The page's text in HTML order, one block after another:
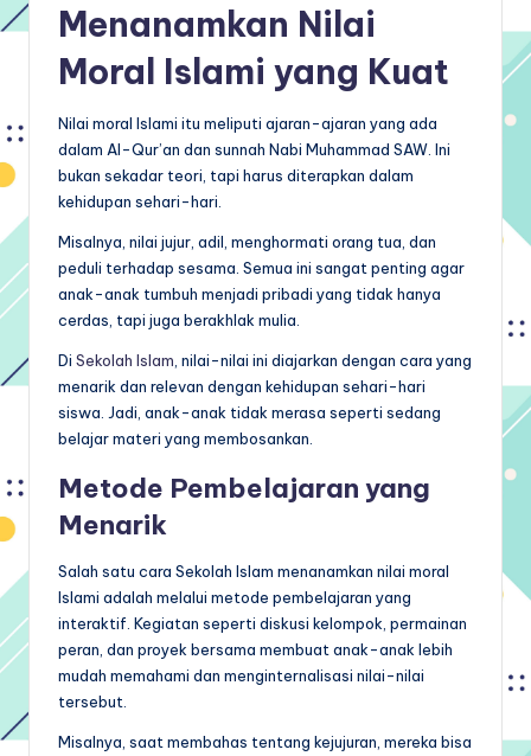
Menanamkan Nilai
Moral Islami yang Kuat
Nilai moral Islami itu meliputi ajaran-ajaran yang ada
dalam Al-Qur’an dan sunnah Nabi Muhammad SAW. Ini
bukan sekadar teori, tapi harus diterapkan dalam
kehidupan sehari-hari.
Misalnya, nilai jujur, adil, menghormati orang tua, dan
peduli terhadap sesama. Semua ini sangat penting agar
anak-anak tumbuh menjadi pribadi yang tidak hanya
cerdas, tapi juga berakhlak mulia.
Di Sekolah Islam , nilai-nilai ini diajarkan dengan cara yang
menarik dan relevan dengan kehidupan sehari-hari
siswa. Jadi, anak-anak tidak merasa seperti sedang
belajar materi yang membosankan.
Metode Pembelajaran yang
Menarik
Salah satu cara Sekolah Islam menanamkan nilai moral
Islami adalah melalui metode pembelajaran yang
interaktif. Kegiatan seperti diskusi kelompok, permainan
peran, dan proyek bersama membuat anak-anak lebih
mudah memahami dan menginternalisasi nilai-nilai
tersebut.
Misalnya, saat membahas tentang kejujuran, mereka bisa